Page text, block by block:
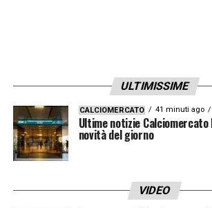
ULTIMISSIME
CALCIOMERCATO 41 minuti ago
Ultime notizie
novità del giorno
VIDEO